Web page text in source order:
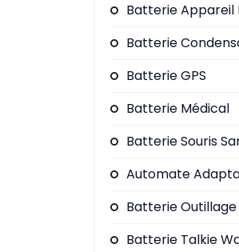
Batterie Appareil
Batterie
Batterie GPS
Batterie Médical
Batterie Souris
Automate
Batterie
Batterie Talkie